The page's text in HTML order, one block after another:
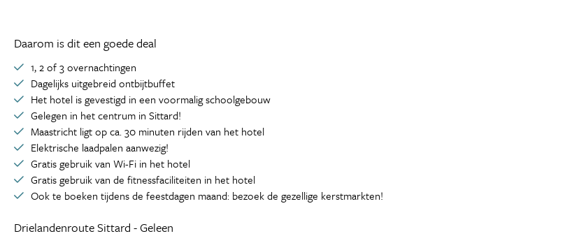
Daarom is dit een goede deal
1, 2 of 3 overnachtingen
Dagelijks uitgebreid ontbijtbuffet
Het hotel is gevestigd in een voormalig schoolgebouw
Gelegen in het centrum in Sittard!
Maastricht ligt op ca. 30 minuten rijden van het hotel
Elektrische laadpalen aanwezig!
Gratis gebruik van Wi-Fi in het hotel
Gratis gebruik van de fitnessfaciliteiten in het hotel
Ook te boeken tijdens de feestdagen maand: bezoek de gezellige kerstmarkten!
Drielandenroute Sittard - Geleen